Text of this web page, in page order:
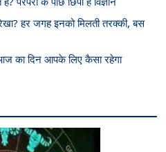
हर जगह इनको मिलती तरक्की, बस
का दिन आपके लिए कैसा रहेगा